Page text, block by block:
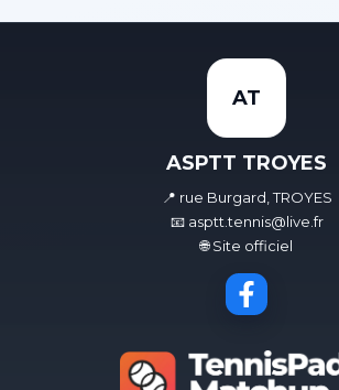
AT
ASPTT TROYES
📍 rue Burgard, TROYES
📧 asptt.tennis@live.fr
🌐 Site officiel